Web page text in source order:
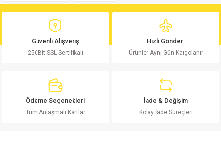
Ürün açıklamasında eksik bilgiler bulunuyor.
Ürün bilgilerinde hatalar bulunuyor.
Güvenli Alışveriş
256Bit SSL Sertifikalı
Hızlı Gönderi
Ürünler Aynı Gün Kargolanır
Ödeme Seçenekleri
Tüm Anlaşmalı Kartlar
İade & Değişim
Kolay İade Süreçleri